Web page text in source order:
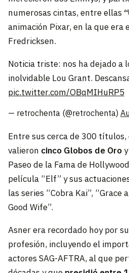
numerosas cintas, entre ellas
animación Pixar, en la que era
Fredricksen.
Noticia triste: nos ha dejado a
inolvidable Lou Grant.
pic.twitter.com/OBqMIHuRP5
— retrochenta (@retrochenta)
Entre sus cerca de 300
valieron cinco Globos de Oroy
Paseo de la Fama de
película “Elf” y sus
las series “Cobra Kai”, “Grace
Good Wife”.
Asner era recordado hoy por
profesión, incluyendo el
actores SAG-AFTRA, al que